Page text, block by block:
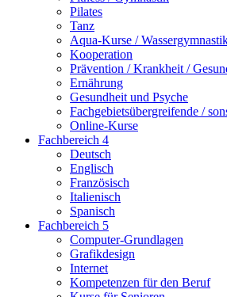
Pilates
Tanz
Aqua-Kurse /
Kooperation
Prävention / Krankheit /
Ernährung
Gesundheit und Psyche
Fachgebietsübergreifende /
Online-Kurse
Fachbereich 4
Deutsch
Englisch
Französisch
Italienisch
Spanisch
Fachbereich 5
Computer-Grundlagen
Grafikdesign
Internet
Kompetenzen für den Beruf